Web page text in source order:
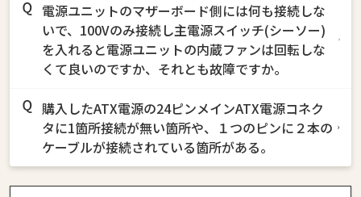
電源ユニットのマザーボード側には何も接続しな
いで、100Vのみ接続し主電源スイッチ(シーソー)
を入れると電源ユニットの内蔵ファンは回転しな
くて良いのですか、それとも故障ですか。
購入したATX電源の24ピンメインATX電源コネク
タに1箇所接続が無い箇所や、１つのピンに２本の
ケーブルが接続されている箇所がある。